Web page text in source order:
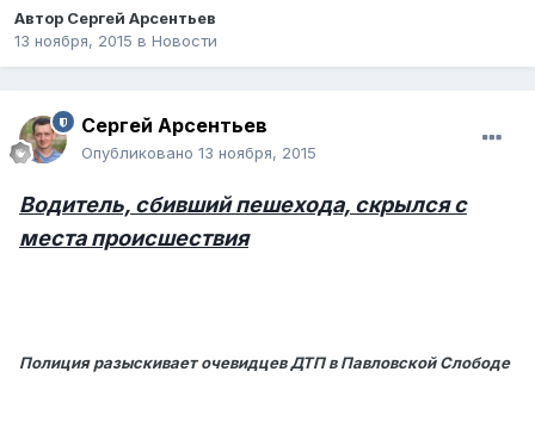
Автор Сергей Арсентьев
13 ноября, 2015 в Новости
Сергей Арсентьев
Опубликовано 13 ноября, 2015
Водитель, сбивший пешехода, скрылся с
места происшествия
Полиция разыскивает очевидцев ДТП в Павловской Слободе